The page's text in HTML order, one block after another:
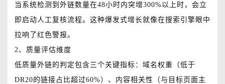
当系统检测到外链数量在48小时内突增300%以上时，会立
即启动人工复核流程。这种爆发式增长就像在搜索引擎眼中
拉响了红色警报。
2、质量评估维度
低质量外链的判定包含三个关键指标：域名权重（低于
DR20的链接占比超过60%）、内容相关性（与目标页面主